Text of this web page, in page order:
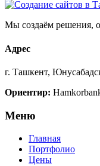
Мы создаём решения,
Адрес
г. Ташкент,
Ориентир:
Меню
Главная
Портфолио
Цены